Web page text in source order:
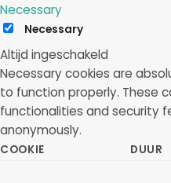
Necessary
Necessary
Altijd ingeschakeld
Necessary cookies are
to function properly. These
functionalities and security
anonymously.
COOKIE DUUR